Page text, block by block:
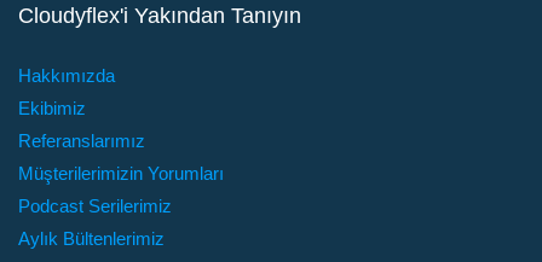
Cloudyflex'i Yakından Tanıyın
Hakkımızda
Ekibimiz
Referanslarımız
Müşterilerimizin Yorumları
Podcast Serilerimiz
Aylık Bültenlerimiz